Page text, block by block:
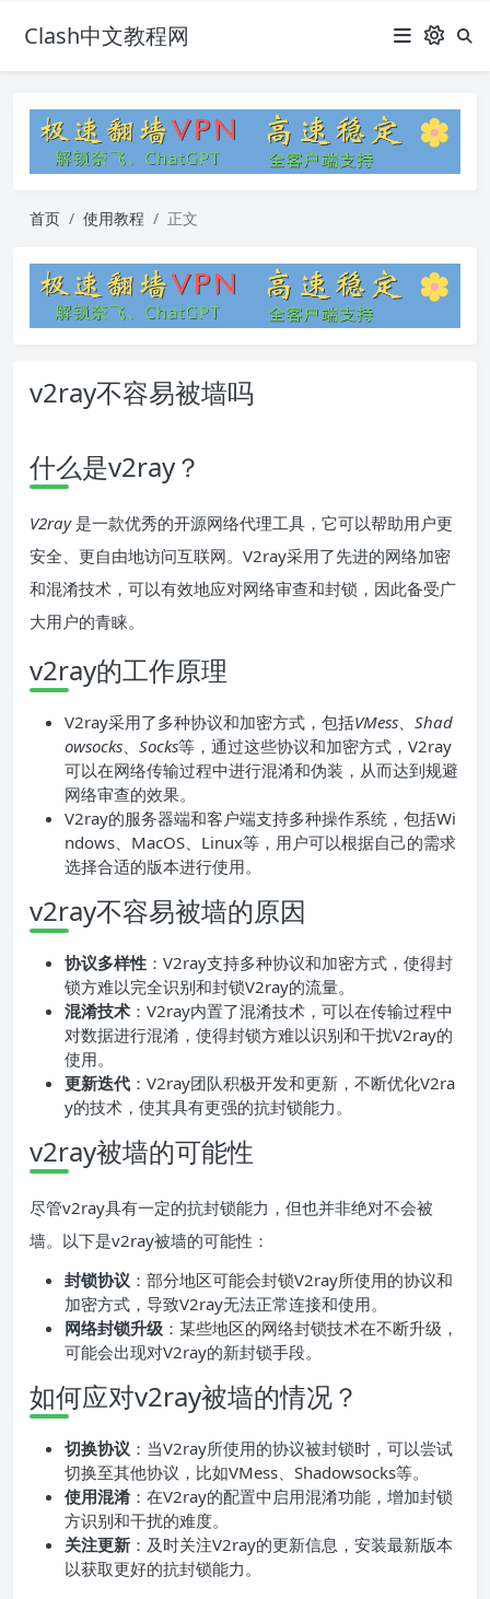
Clash中文教程网
首页 使用教程 正文
v2ray不容易被墙吗
什么是v2ray？
V2ray是一款优秀的开源网络代理工具，它可以帮助用户更
安全、更自由地访问互联网。V2ray采用了先进的网络加密
和混淆技术，可以有效地应对网络审查和封锁，因此备受广
大用户的青睐。
v2ray的工作原理
V2ray采用了多种协议和加密方式，包括VMess、 Shad
owsocks、 Socks等，通过这些协议和加密方式，V2ray
可以在网络传输过程中进行混淆和伪装，从而达到规避
网络审查的效果。
V2ray的服务器端和客户端支持多种操作系统，包括Wi
ndows、MacOS、Linux等，用户可以根据自己的需求
选择合适的版本进行使用。
v2ray不容易被墙的原因
协议多样性 ：V2ray支持多种协议和加密方式，使得封
锁方难以完全识别和封锁V2ray的流量。
混淆技术 ：V2ray内置了混淆技术，可以在传输过程中
对数据进行混淆，使得封锁方难以识别和干扰V2ray的
使用。
更新迭代 ：V2ray团队积极开发和更新，不断优化V2ra
y的技术，使其具有更强的抗封锁能力。
v2ray被墙的可能性
尽管v2ray具有一定的抗封锁能力，但也并非绝对不会被
墙。以下是v2ray被墙的可能性：
封锁协议 ：部分地区可能会封锁V2ray所使用的协议和
加密方式，导致V2ray无法正常连接和使用。
网络封锁升级 ：某些地区的网络封锁技术在不断升级，
可能会出现对V2ray的新封锁手段。
如何应对v2ray被墙的情况？
切换协议 ：当V2ray所使用的协议被封锁时，可以尝试
切换至其他协议，比如VMess、Shadowsocks等。
使用混淆 ：在V2ray的配置中启用混淆功能，增加封锁
方识别和干扰的难度。
关注更新 ：及时关注V2ray的更新信息，安装最新版本
以获取更好的抗封锁能力。